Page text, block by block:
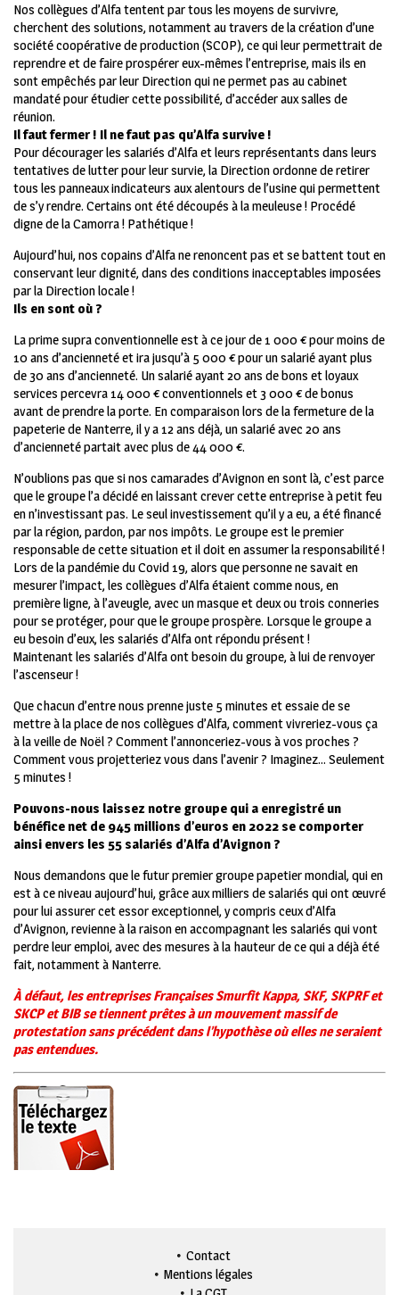
Nos collègues d’Alfa tentent par tous les moyens de survivre,
cherchent des solutions, notamment au travers de la création d’une
société coopérative de production (SCOP), ce qui leur permettrait de
reprendre et de faire prospérer eux-mêmes l’entreprise, mais ils en
sont empêchés par leur Direction qui ne permet pas au cabinet
mandaté pour étudier cette possibilité, d’accéder aux salles de
réunion.
Il faut fermer ! Il ne faut pas qu’Alfa survive !
Pour décourager les salariés d’Alfa et leurs représentants dans leurs
tentatives de lutter pour leur survie, la Direction ordonne de retirer
tous les panneaux indicateurs aux alentours de l’usine qui permettent
de s’y rendre. Certains ont été découpés à la meuleuse ! Procédé
digne de la Camorra ! Pathétique !
Aujourd’hui, nos copains d’Alfa ne renoncent pas et se battent tout en
conservant leur dignité, dans des conditions inacceptables imposées
par la Direction locale !
Ils en sont où ?
La prime supra conventionnelle est à ce jour de 1 000 € pour moins de
10 ans d’ancienneté et ira jusqu’à 5 000 € pour un salarié ayant plus
de 30 ans d’ancienneté. Un salarié ayant 20 ans de bons et loyaux
services percevra 14 000 € conventionnels et 3 000 € de bonus
avant de prendre la porte. En comparaison lors de la fermeture de la
papeterie de Nanterre, il y a 12 ans déjà, un salarié avec 20 ans
d’ancienneté partait avec plus de44 000 €.
N’oublions pas que si nos camarades d’Avignon en sont là, c’est parce
que le groupe l’a décidé en laissant crever cette entreprise à petit feu
en n’investissant pas. Le seul investissement qu’il y a eu, a été financé
par la région, pardon, par nos impôts. Le groupe est le premier
responsable de cette situation et il doit en assumer la responsabilité !
Lors de la pandémie du Covid 19, alors que personne ne savait en
mesurer l’impact, les collègues d’Alfa étaient comme nous, en
première ligne, à l’aveugle, avec un masque et deux ou trois conneries
pour se protéger, pour que le groupe prospère. Lorsque le groupe a
eu besoin d’eux, les salariés d’Alfa ont répondu présent !
Maintenant les salariés d’Alfa ont besoin du groupe, à lui de renvoyer
l’ascenseur !
Que chacun d’entre nous prenne juste 5 minutes et essaie de se
mettre à la place de nos collègues d’Alfa, comment vivreriez-vous ça
à la veille de Noël ? Comment l’annonceriez-vous à vos proches ?
Comment vous projetteriez vous dans l’avenir ? Imaginez… Seulement
5 minutes !
Pouvons-nous laissez notre groupe qui a enregistré un
bénéfice net de 945 millions d’euros en 2022 se comporter
ainsi envers les 55 salariés d’Alfa d’Avignon ?
Nous demandons que le futur premier groupe papetier mondial, qui en
est à ce niveau aujourd’hui, grâce aux milliers de salariés qui ont œuvré
pour lui assurer cet essor exceptionnel, y compris ceux d’Alfa
d’Avignon, revienne à la raison en accompagnant les salariés qui vont
perdre leur emploi, avec des mesures à la hauteur de ce qui a déjà été
fait, notamment à Nanterre.
À défaut, les entreprises Françaises Smurfit Kappa, SKF, SKPRF et
SKCP et BIB se tiennent prêtes à un mouvement massif de
protestation sans précédent dans l’hypothèse où elles ne seraient
pas entendues.
Contact
Mentions légales